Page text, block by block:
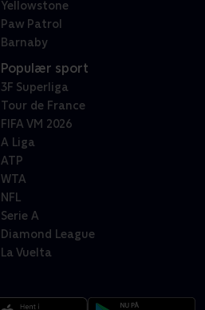
Yellowstone
Paw Patrol
Barnaby
Populær sport
3F Superliga
Tour de France
FIFA VM 2026
A Liga
ATP
WTA
NFL
Serie A
Diamond League
La Vuelta